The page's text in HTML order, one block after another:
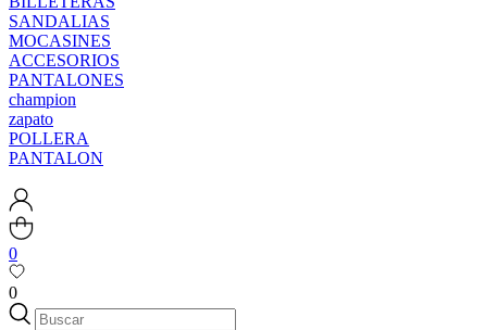
SANDALIAS
MOCASINES
ACCESORIOS
PANTALONES
champion
zapato
POLLERA
PANTALON
0
0